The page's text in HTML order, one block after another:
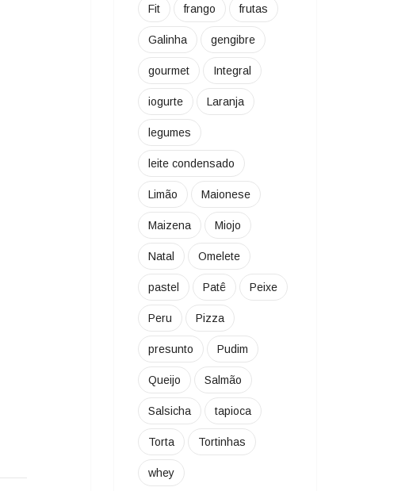
Fit frango frutas
Galinha gengibre
gourmet Integral
iogurte Laranja
legumes
leite condensado
Limão Maionese
Maizena Miojo
Natal Omelete
pastel Patê Peixe
Peru Pizza
presunto Pudim
Queijo Salmão
Salsicha tapioca
Torta Tortinhas
whey